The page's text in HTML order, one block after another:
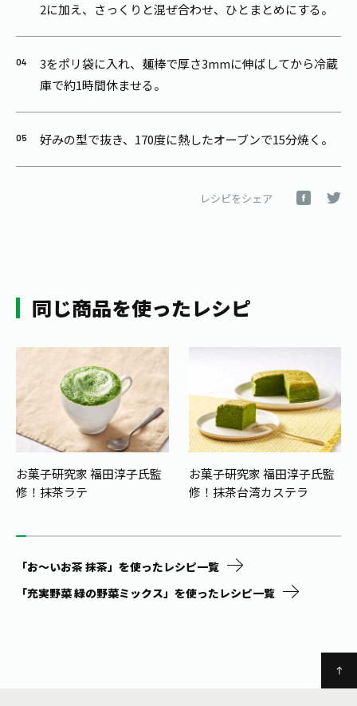
2に加え、さっくりと混ぜ合わせ、ひとまとめにする。
3をポリ袋に入れ、麺棒で厚さ3mmに伸ばしてから冷蔵
庫で約1時間休ませる。
好みの型で抜き、170度に熱したオーブンで15分焼く。
レシピをシェア
同じ商品を使ったレシピ
お菓子研究家 福田淳子氏監
修！ 抹茶ラテ
お菓子研究家 福田淳子氏監
修！ 抹茶台湾カステラ
「お～いお茶 抹茶」を使ったレシピ一覧
「充実野菜 緑の野菜ミックス」を使ったレシピ一覧